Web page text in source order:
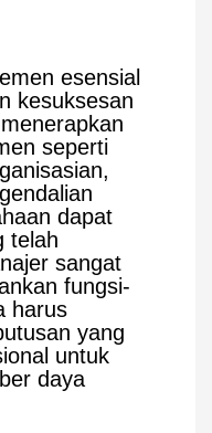
esensial
kesuksesan
seperti
dapat
telah
sangat
fungsi-
harus
yang
untuk
daya